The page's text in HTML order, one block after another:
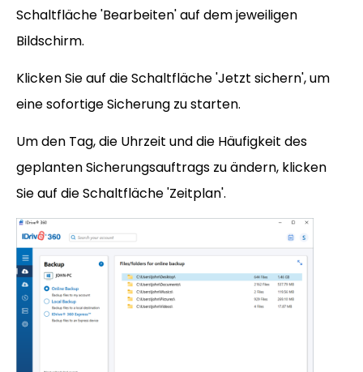
Schaltfläche 'Bearbeiten' auf dem jeweiligen
Bildschirm.
Klicken Sie auf die Schaltfläche 'Jetzt sichern', um
eine sofortige Sicherung zu starten.
Um den Tag, die Uhrzeit und die Häufigkeit des
geplanten Sicherungsauftrags zu ändern, klicken
Sie auf die Schaltfläche 'Zeitplan'.